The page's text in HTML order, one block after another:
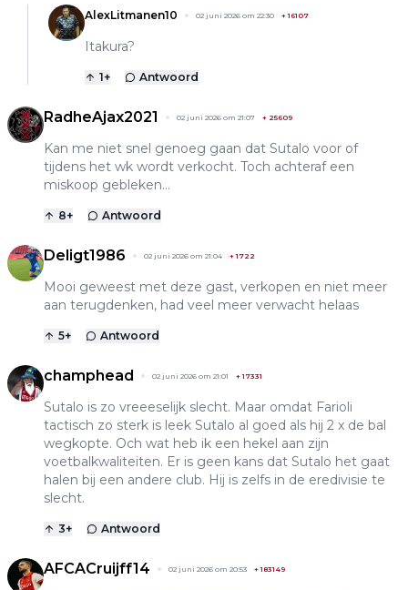
AlexLitmanen10 02 juni 2026 om 22:30 +16107
Itakura?
1+ Antwoord
RadheAjax2021 02 juni 2026 om 21:07 + 25609
Kan me niet snel genoeg gaan dat Sutalo voor of
tijdens het wk wordt verkocht. Toch achteraf een
miskoop gebleken…
8+ Antwoord
Deligt1986 02 juni 2026 om 21:04 +1722
Mooi geweest met deze gast, verkopen en niet meer
aan terugdenken, had veel meer verwacht helaas
5+ Antwoord
champhead 02 juni 2026 om 21:01 +17331
Sutalo is zo vreeeselijk slecht. Maar omdat Farioli
tactisch zo sterk is leek Sutalo al goed als hij 2 x de bal
wegkopte. Och wat heb ik een hekel aan zijn
voetbalkwaliteiten. Er is geen kans dat Sutalo het gaat
halen bij een andere club. Hij is zelfs in de eredivisie te
slecht.
3+ Antwoord
AFCACruijff14 02 juni 2026 om 20:53 +183149